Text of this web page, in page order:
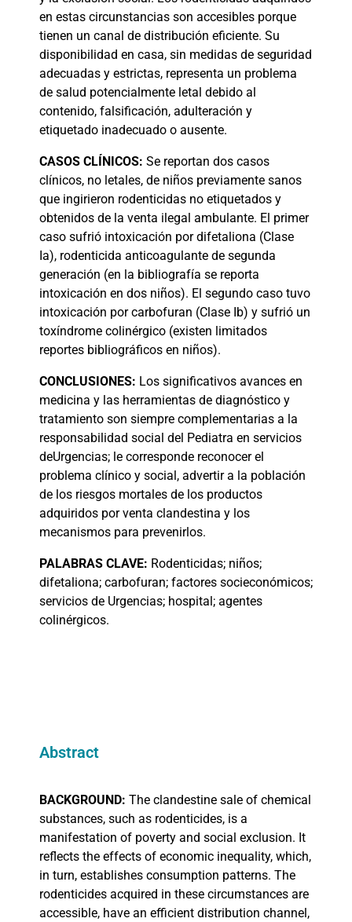
en estas circunstancias son accesibles porque
tienen un canal de distribución eficiente. Su
disponibilidad en casa, sin medidas de seguridad
adecuadas y estrictas, representa un problema
de salud potencialmente letal debido al
contenido, falsificación, adulteración y
etiquetado inadecuado o ausente.
CASOS CLÍNICOS: Se reportan dos casos
clínicos, no letales, de niños previamente sanos
que ingirieron rodenticidas no etiquetados y
obtenidos de la venta ilegal ambulante. El primer
caso sufrió intoxicación por difetaliona (Clase
Ia), rodenticida anticoagulante de segunda
generación (en la bibliografía se reporta
intoxicación en dos niños). El segundo caso tuvo
intoxicación por carbofuran (Clase Ib) y sufrió un
toxíndrome colinérgico (existen limitados
reportes bibliográficos en niños).
CONCLUSIONES: Los significativos avances en
medicina y las herramientas de diagnóstico y
tratamiento son siempre complementarias a la
responsabilidad social del Pediatra en servicios
deUrgencias; le corresponde reconocer el
problema clínico y social, advertir a la población
de los riesgos mortales de los productos
adquiridos por venta clandestina y los
mecanismos para prevenirlos.
PALABRAS CLAVE: Rodenticidas; niños;
difetaliona; carbofuran; factores socieconómicos;
servicios de Urgencias; hospital; agentes
colinérgicos.
Abstract
BACKGROUND: The clandestine sale of chemical
substances, such as rodenticides, is a
manifestation of poverty and social exclusion. It
reflects the effects of economic inequality, which,
in turn, establishes consumption patterns. The
rodenticides acquired in these circumstances are
accessible, have an efficient distribution channel,